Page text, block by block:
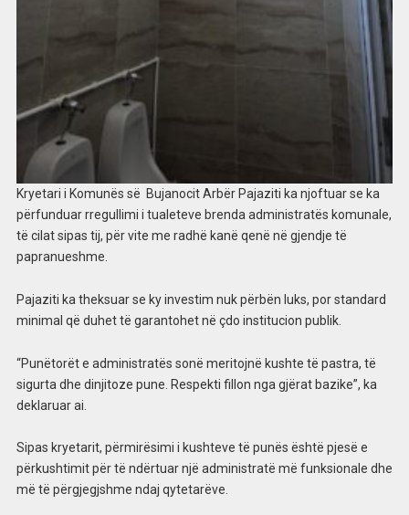
Kryetari i Komunës së Bujanocit Arbër Pajaziti ka njoftuar se ka
përfunduar rregullimi i tualeteve brenda administratës komunale,
të cilat sipas tij, për vite me radhë kanë qenë në gjendje të
papranueshme.
Pajaziti ka theksuar se ky investim nuk përbën luks, por standard
minimal që duhet të garantohet në çdo institucion publik.
“Punëtorët e administratës sonë meritojnë kushte të pastra, të
sigurta dhe dinjitoze pune. Respekti fillon nga gjërat bazike”, ka
deklaruar ai.
Sipas kryetarit, përmirësimi i kushteve të punës është pjesë e
përkushtimit për të ndërtuar një administratë më funksionale dhe
më të përgjegjshme ndaj qytetarëve.